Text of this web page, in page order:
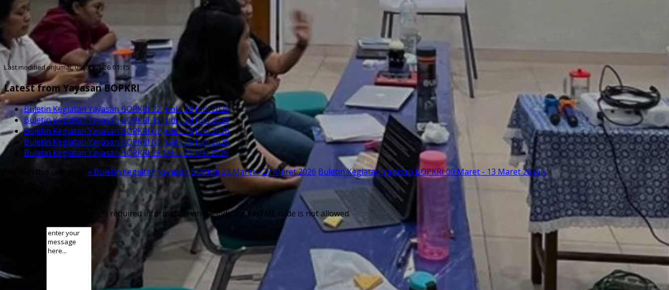
Last modified onJumat, 05 Jun 2026 01:15
Latest from Yayasan BOPKRI
Buletin Kegiatan Yayasan BOPKRI 22 Juni - 28 Juni 2026
Buletin Kegiatan Yayasan BOPKRI 15 Juni - 20 Juni 2026
Buletin Kegiatan Yayasan BOPKRI 07 Juni - 13 Juni 2026
Buletin Kegiatan Yayasan BOPKRI 01 Juni - 05 Juni 2026
Buletin Kegiatan Yayasan BOPKRI 25 Mei - 29 Mei 2026
More in this category:
« Buletin Kegiatan Yayasan BOPKRI 23 Maret - 27 Maret 2026 Buletin Kegiatan Yayasan BOPKRI 09 Maret - 13 Maret 2026 »
Make sure you enter the (*) required information where indicated. HTML code is not allowed.